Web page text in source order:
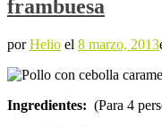
frambuesa
porHelio el 8 marzo, 2013
Ingredientes: (Para 4